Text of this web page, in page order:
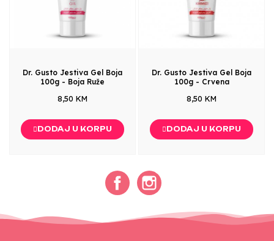
Dr. Gusto Jestiva Gel Boja
100g - Boja Ruže
8,50 KM
DODAJ U KORPU
Dr. Gusto Jestiva Gel Boja
100g - Crvena
8,50 KM
DODAJ U KORPU
Facebook